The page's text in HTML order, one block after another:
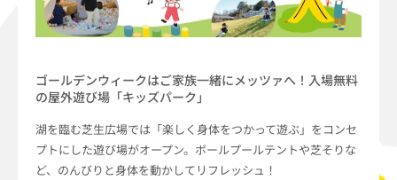
ゴールデンウィークはご家族一緒にメッツァへ！入場無料
の屋外遊び場「キッズパーク」
湖を臨む芝生広場では「楽しく身体をつかって遊ぶ」をコンセ
プトにした遊び場がオープン。ボールプールテントや芝そりな
ど、のんびりと身体を動かしてリフレッシュ！